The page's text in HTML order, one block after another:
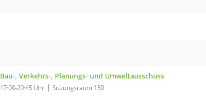
Bau-, Verkehrs-, Planungs- und Umweltausschuss
17:00-20:45 Uhr Sitzungsraum 130